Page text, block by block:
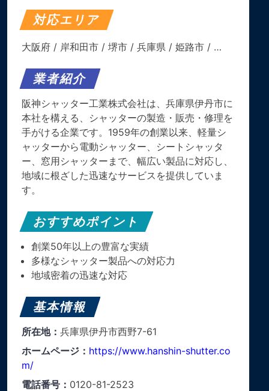
対応エリア
大阪府 / 岸和田市 / 堺市 / 兵庫県 / 姫路市 / …
業者紹介
阪神シャッター工業株式会社は、兵庫県伊丹市に
本社を構える、シャッターの製造・販売・修理を
手がける企業です。​1959年の創業以来、軽量シ
ャッターから電動シャッター、シートシャッタ
ー、窓用シャッターまで、幅広い製品に対応し、
地域に根ざした迅速なサービスを提供していま
す。
おすすめポイント
創業50年以上の豊富な実績
多様なシャッター製品への対応力
地域密着の迅速な対応
基本情報
所在地： 兵庫県伊丹市西野7-61
ホームページ： https://www.hanshin-shutter.co
m/
電話番号： 0120-81-2523